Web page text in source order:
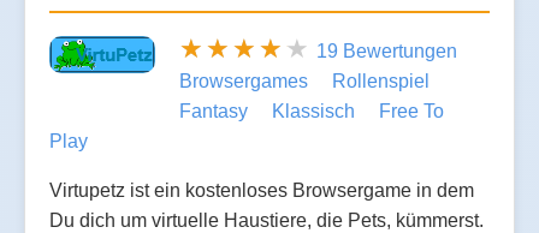
19 Bewertungen
Browsergames
Rollenspiel
Fantasy
Klassisch
Free To
Play
Virtupetz ist ein kostenloses Browsergame in dem
Du dich um virtuelle Haustiere, die Pets, kümmerst.